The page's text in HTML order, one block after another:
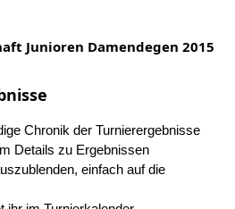
Junioren Damendegen 2015
Chronik der Turnierergebnisse
Details zu Ergebnissen
einfach auf die